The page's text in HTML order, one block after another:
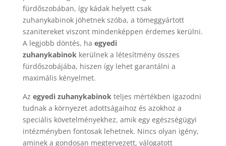
fürdőszobában, így kádak helyett csak
zuhanykabinok jöhetnek szóba, a tömeggyártott
szanitereket viszont mindenképpen érdemes kerülni.
A legjobb döntés, ha egyedi
zuhanykabinokkerülnek a létesítmény összes
fürdőszobájába, hiszen így lehet garantálni a
maximális kényelmet.
Az egyedi zuhanykabinokteljes mértékben igazodni
tudnak a környezet adottságaihoz és azokhoz a
speciális követelményekhez, amik egy egészségügyi
intézményben fontosak lehetnek. Nincs olyan igény,
aminek a gondosan megtervezett, válogatott